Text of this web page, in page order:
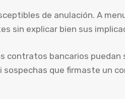
de anulación. A
sin explicar bien sus
contratos bancarios puedan
sospechas que firmaste un